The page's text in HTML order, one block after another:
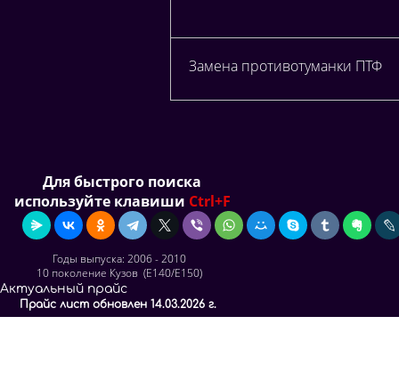
Замена противотуманки ПТФ
Для быстрого поиска
используйте клавиши Ctrl+F
Годы выпуска: 2006 - 2010
10 поколение Кузов (E140/E150)
Актуальный прайс
Прайс лист обновлен 14.03.2026 г.